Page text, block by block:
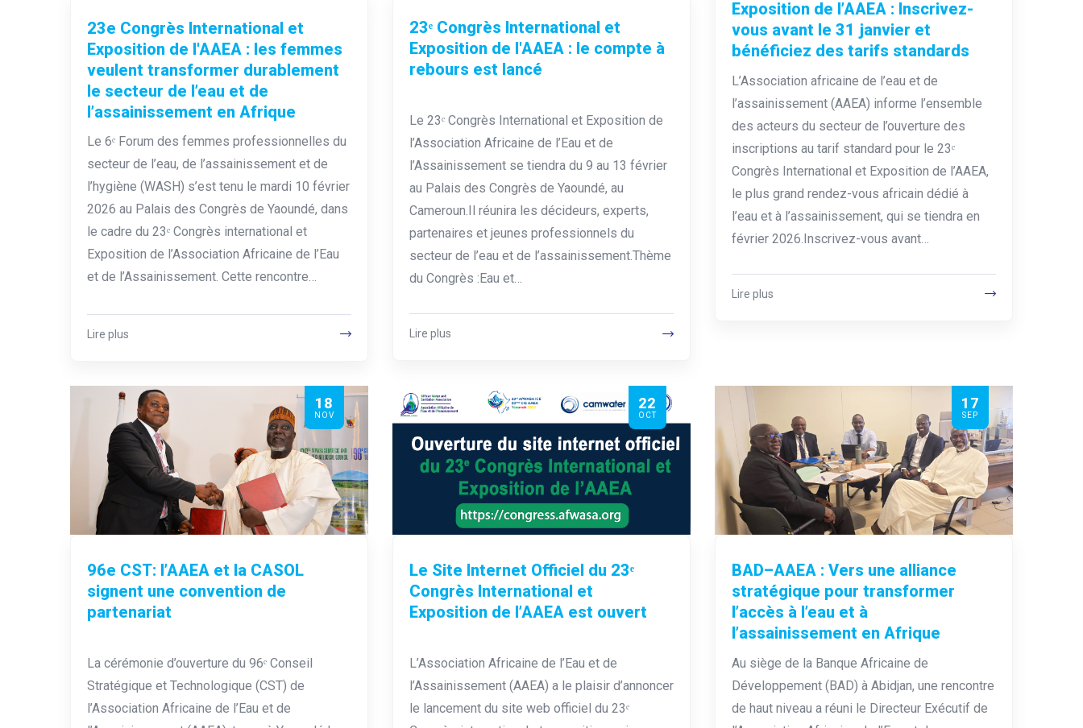
23e Congrès International et
Exposition de l'AAEA : les femmes
veulent transformer durablement
le secteur de l’eau et de
l’assainissement en Afrique
Le 6ᵉ Forum des femmes professionnelles du
secteur de l’eau, de l’assainissement et de
l’hygiène (WASH) s’est tenu le mardi 10 février
2026 au Palais des Congrès de Yaoundé, dans
le cadre du 23ᵉ Congrès international et
Exposition de l’Association Africaine de l’Eau
et de l’Assainissement. Cette rencontre…
Lire plus
23ᵉ Congrès International et
Exposition de l'AAEA : le compte à
rebours est lancé
Le 23ᵉ Congrès International et Exposition de
l’Association Africaine de l’Eau et de
l’Assainissement se tiendra du 9 au 13 février
au Palais des Congrès de Yaoundé, au
Cameroun.Il réunira les décideurs, experts,
partenaires et jeunes professionnels du
secteur de l’eau et de l’assainissement.Thème
du Congrès :Eau et…
Lire plus
Exposition de l’AAEA : Inscrivez-
vous avant le 31 janvier et
bénéficiez des tarifs standards
L’Association africaine de l’eau et de
l’assainissement (AAEA) informe l’ensemble
des acteurs du secteur de l’ouverture des
inscriptions au tarif standard pour le 23ᵉ
Congrès International et Exposition de l’AAEA,
le plus grand rendez-vous africain dédié à
l’eau et à l’assainissement, qui se tiendra en
février 2026.Inscrivez-vous avant…
Lire plus
18
NOV
96e CST: l’AAEA et la CASOL
signent une convention de
partenariat
La cérémonie d’ouverture du 96ᵉ Conseil
Stratégique et Technologique (CST) de
l’Association Africaine de l’Eau et de
22
OCT
Le Site Internet Officiel du 23ᵉ
Congrès International et
Exposition de l’AAEA est ouvert
L’Association Africaine de l’Eau et de
l’Assainissement (AAEA) a le plaisir d’annoncer
le lancement du site web officiel du 23ᵉ
17
SEP
BAD–AAEA : Vers une alliance
stratégique pour transformer
l’accès à l’eau et à
l’assainissement en Afrique
Au siège de la Banque Africaine de
Développement (BAD) à Abidjan, une rencontre
de haut niveau a réuni le Directeur Exécutif de